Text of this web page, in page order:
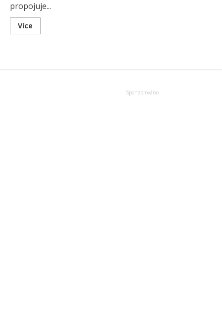
propojuje...
Více
more